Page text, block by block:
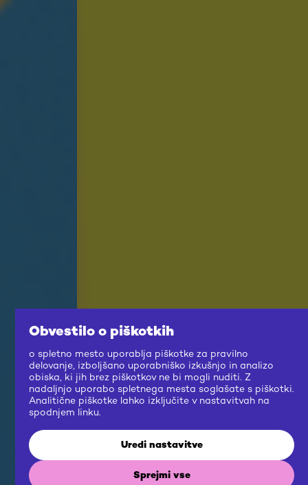
Obvestilo o piškotkih
o spletno mesto uporablja piškotke za pravilno
delovanje, izboljšano uporabniško izkušnjo in analizo
obiska, ki jih brez piškotkov ne bi mogli nuditi. Z
nadaljnjo uporabo spletnega mesta soglašate s piškotki.
Analitične piškotke lahko izključite v nastavitvah na
spodnjem linku.
Uredi nastavitve
Sprejmi vse